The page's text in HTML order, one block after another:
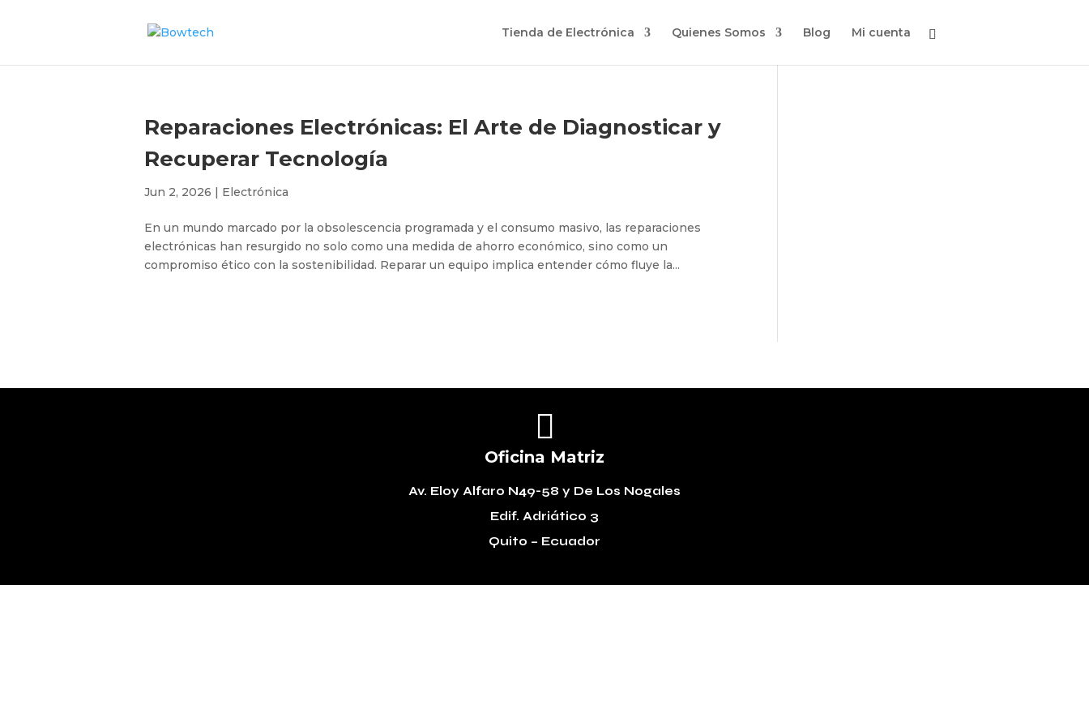
Tienda de Electrónica Quienes Somos Blog Mi cuenta
Reparaciones Electrónicas: El Arte de Diagnosticar y
Recuperar Tecnología
Jun 2, 2026 | Electrónica
En un mundo marcado por la obsolescencia programada y el consumo masivo, las reparaciones
electrónicas han resurgido no solo como una medida de ahorro económico, sino como un
compromiso ético con la sostenibilidad. Reparar un equipo implica entender cómo fluye la...

Oficina Matriz
Av. Eloy Alfaro N49-58 y De Los Nogales
Edif. Adriático 3
Quito – Ecuador